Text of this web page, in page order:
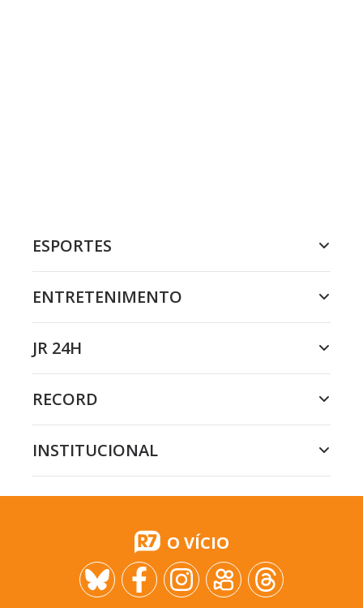
ESPORTES
ENTRETENIMENTO
JR 24H
RECORD
INSTITUCIONAL
O VÍCIO